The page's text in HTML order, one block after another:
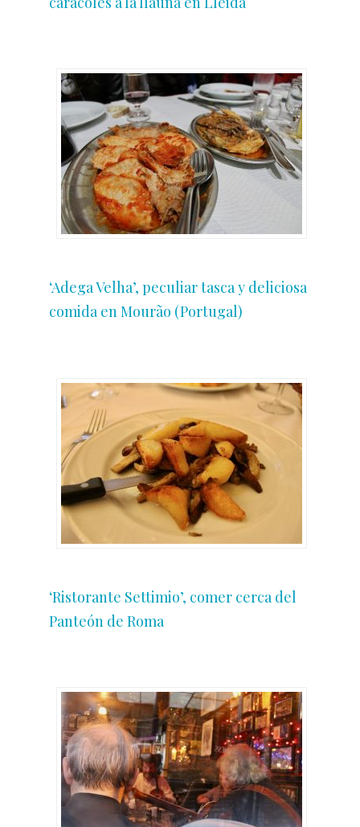
‘Adega Velha’, peculiar tasca y deliciosa
comida en Mourão (Portugal)
‘Ristorante Settimio’, comer cerca del
Panteón de Roma